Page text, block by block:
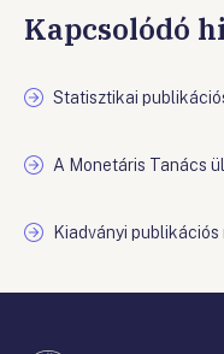
Kapcsolódó
Statisztikai
A Monetáris Tanács
Kiadványi